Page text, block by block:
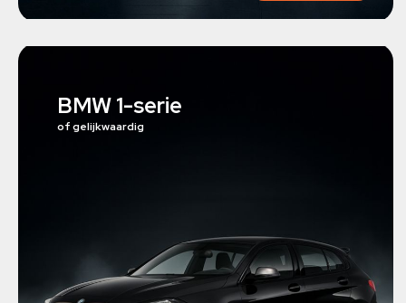
BMW 1-serie
of gelijkwaardig